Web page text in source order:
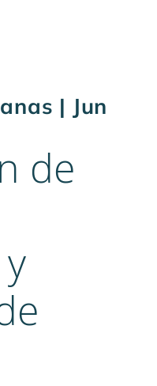
| Jun
de